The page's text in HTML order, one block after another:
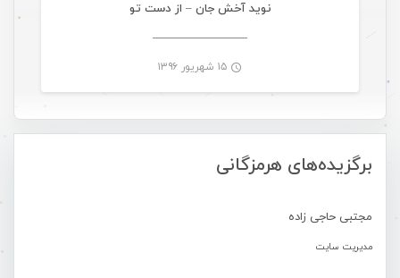
برگزیده‌های هرمزگانی
مجتبی حاجی زاده
مدیریت سایت
نوید آخش جان – از دست تو
۱۵ شهریور ۱۳۹۶